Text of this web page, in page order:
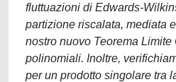
fluttuazioni di Edwards-
partizione riscalata, mediata
nostro nuovo Teorema
polinomiali. Inoltre,
per un prodotto singolare tra